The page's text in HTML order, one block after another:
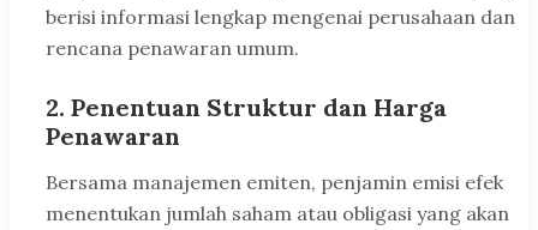
berisi informasi lengkap mengenai perusahaan dan
rencana penawaran umum.
2. Penentuan Struktur dan Harga
Penawaran
Bersama manajemen emiten, penjamin emisi efek
menentukan jumlah saham atau obligasi yang akan